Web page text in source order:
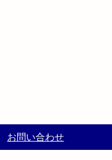
お問い合わせ